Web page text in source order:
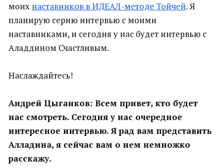
моих наставников в ИДЕАЛ-методе Тойчей. Я
планирую серию интервью с моими
наставниками, и сегодня у нас будет интервью с
Аладдином Счастливым.
Наслаждайтесь!
Андрей Цыганков: Всем привет, кто будет
нас смотреть. Сегодня у нас очередное
интересное интервью. Я рад вам представить
Алладина, я сейчас вам о нем немножко
расскажу.